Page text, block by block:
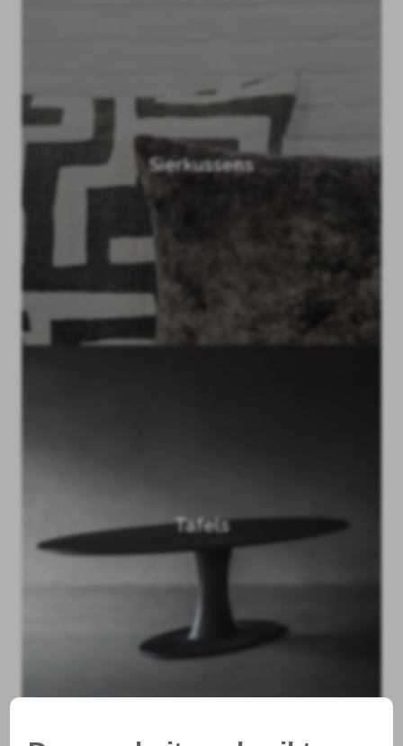
Sierkussens
Tafels